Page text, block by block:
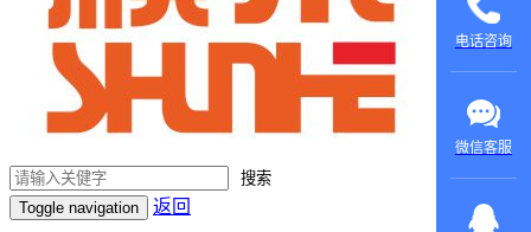
搜索
Toggle navigation
返回
电话咨询
微信客服
在线咨